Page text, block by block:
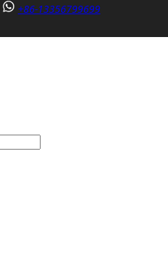
+86-13356799699